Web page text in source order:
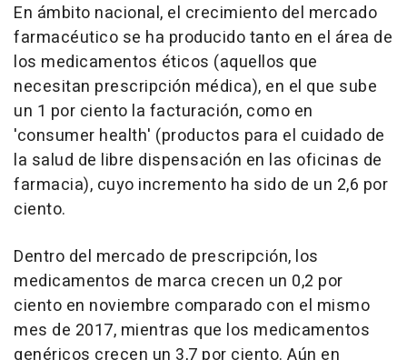
En ámbito nacional, el crecimiento del mercado
farmacéutico se ha producido tanto en el área de
los medicamentos éticos (aquellos que
necesitan prescripción médica), en el que sube
un 1 por ciento la facturación, como en
'consumer health' (productos para el cuidado de
la salud de libre dispensación en las oficinas de
farmacia), cuyo incremento ha sido de un 2,6 por
ciento.
Dentro del mercado de prescripción, los
medicamentos de marca crecen un 0,2 por
ciento en noviembre comparado con el mismo
mes de 2017, mientras que los medicamentos